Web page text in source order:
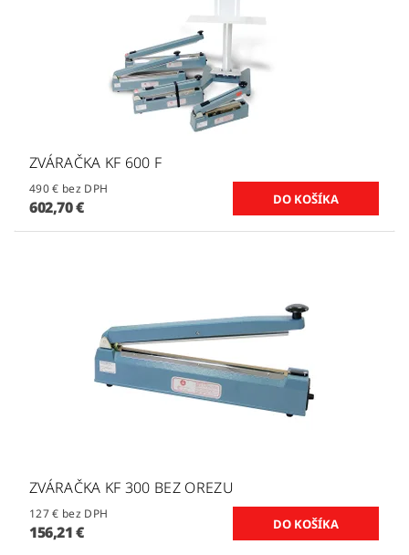
ZVÁRAČKA KF 600 F
490 € bez DPH
602,70 €
ZVÁRAČKA KF 300 BEZ OREZU
127 € bez DPH
156,21 €